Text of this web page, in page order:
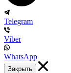
Telegram
Viber
WhatsApp
Закрыть